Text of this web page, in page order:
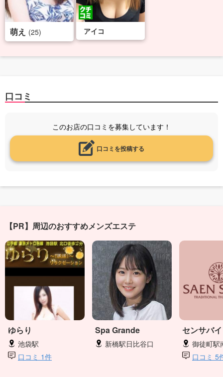
萌え (25) アイコ
口コミ
このお店の口コミを募集しています！
口コミを投稿する
【PR】周辺のおすすめメンズエステ
ゆらり
池袋駅
口コミ 1件
Spa Grande
新橋駅日比谷口
センサバイ
御徒町駅
口コミ 5